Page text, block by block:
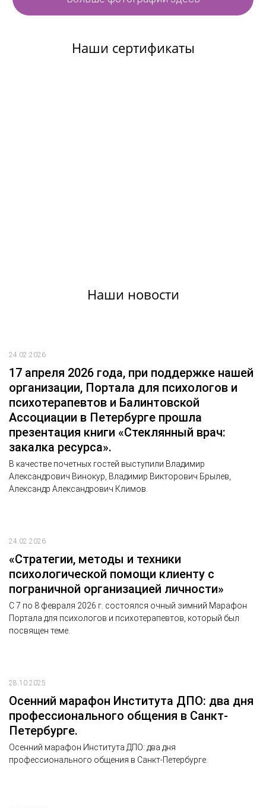
Наши сертификаты
Наши новости
24.02.2026
17 апреля 2026 года, при поддержке нашей
организации, Портала для психологов и
психотерапевтов и Балинтовской
Ассоциации в Петербурге прошла
презентация книги «Стеклянный врач:
закалка ресурса».
В качестве почетных гостей выступили Владимир
Александрович Винокур, Владимир Викторович Брылев,
Александр Александрович Климов.
24.02.2026
«Стратегии, методы и техники
психологической помощи клиенту с
пограничной организацией личности»
С 7 по 8 февраля 2026 г. состоялся очный зимний Марафон
Портала для психологов и психотерапевтов, который был
посвящен теме.
28.10.2025
Осенний марафон Института ДПО: два дня
профессионального общения в Санкт-
Петербурге.
Осенний марафон Института ДПО: два дня
профессионального общения в Санкт-Петербурге.